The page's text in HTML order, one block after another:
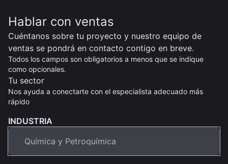
Hablar con ventas
Cuéntanos sobre tu proyecto y nuestro equipo de
ventas se pondrá en contacto contigo en breve.
Todos los campos son obligatorios a menos que se indique
como opcionales.
Tu sector
Nos ayuda a conectarte con el especialista adecuado más
rápido
INDUSTRIA